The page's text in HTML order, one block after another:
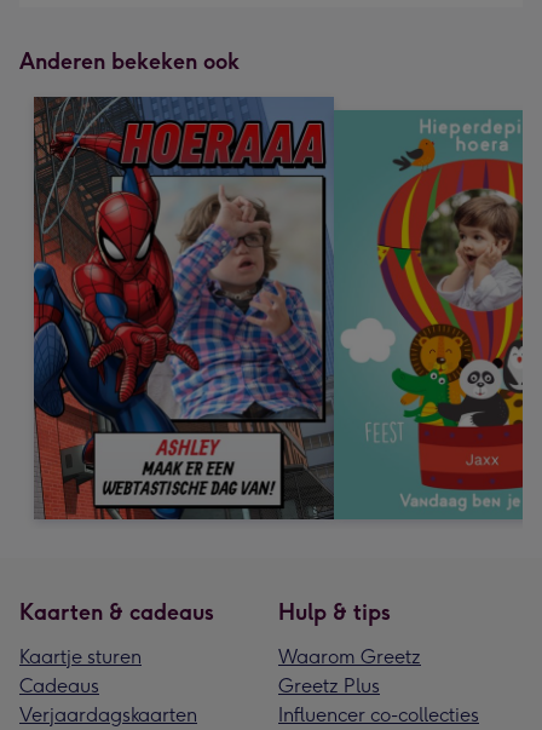
Anderen bekeken ook
Kaarten & cadeaus
Kaartje sturen
Cadeaus
Verjaardagskaarten
Hulp & tips
Waarom Greetz
Greetz Plus
Influencer co-collecties